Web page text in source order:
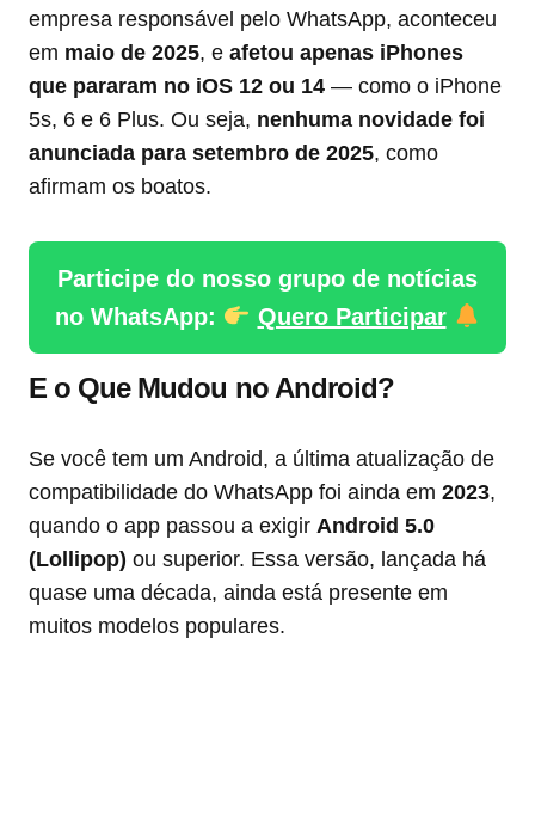
empresa responsável pelo WhatsApp, aconteceu
em maio de 2025, e afetou apenas iPhones
que pararam no iOS 12 ou 14 — como o iPhone
5s, 6 e 6 Plus. Ou seja, nenhuma novidade foi
anunciada para setembro de 2025, como
afirmam os boatos.
Participe do nosso grupo de notícias
no WhatsApp:
Quero Participar
E o Que Mudou no Android?
Se você tem um Android, a última atualização de
compatibilidade do WhatsApp foi ainda em 2023,
quando o app passou a exigir Android 5.0
(Lollipop) ou superior. Essa versão, lançada há
quase uma década, ainda está presente em
muitos modelos populares.